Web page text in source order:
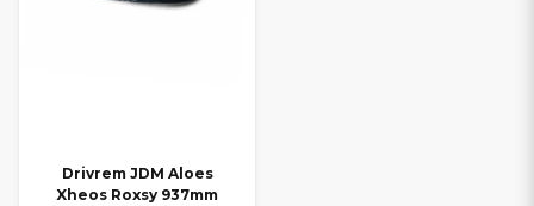
Drivrem JDM Aloes
Xheos Roxsy 937mm